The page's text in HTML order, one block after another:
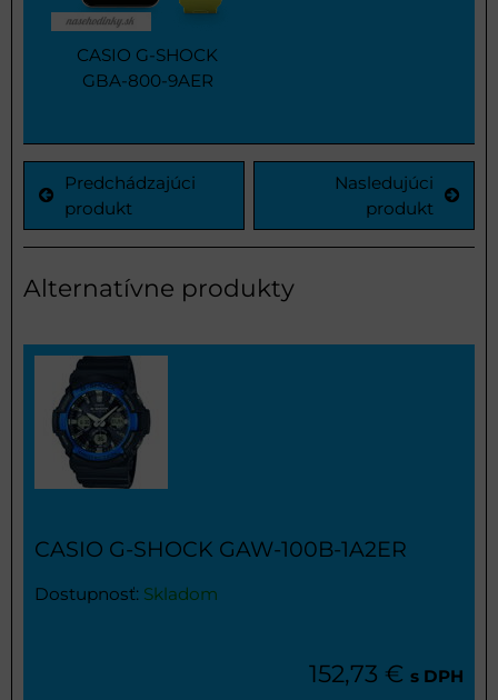
CASIO G-SHOCK
GBA-800-9AER
Predchádzajúci
produkt
Nasledujúci
produkt
Alternatívne produkty
CASIO G-SHOCK GAW-100B-1A2ER
Dostupnosť: Skladom
152,73 € s DPH